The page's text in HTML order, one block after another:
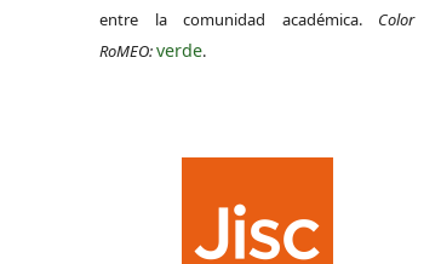
entre la comunidad académica. Color
RoMEO:verde.